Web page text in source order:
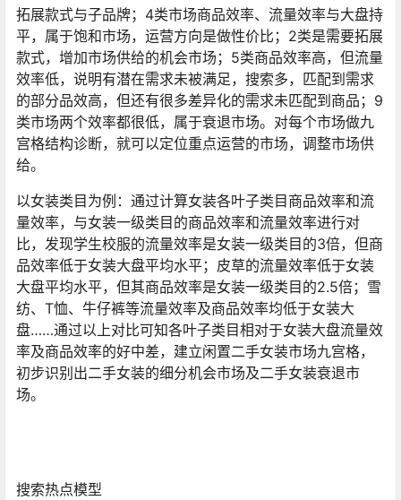
拓展款式与子品牌；4类市场商品效率、流量效率与大盘持
平，属于饱和市场，运营方向是做性价比；2类是需要拓展
款式，增加市场供给的机会市场；5类商品效率高，但流量
效率低，说明有潜在需求未被满足，搜索多，匹配到需求
的部分品效高，但还有很多差异化的需求未匹配到商品；9
类市场两个效率都很低，属于衰退市场。对每个市场做九
宫格结构诊断，就可以定位重点运营的市场，调整市场供
给。
以女装类目为例：通过计算女装各叶子类目商品效率和流
量效率，与女装一级类目的商品效率和流量效率进行对
比，发现学生校服的流量效率是女装一级类目的3倍，但商
品效率低于女装大盘平均水平；皮草的流量效率低于女装
大盘平均水平，但其商品效率是女装一级类目的2.5倍；雪
纺、T恤、牛仔裤等流量效率及商品效率均低于女装大
盘……通过以上对比可知各叶子类目相对于女装大盘流量效
率及商品效率的好中差，建立闲置二手女装市场九宫格，
初步识别出二手女装的细分机会市场及二手女装衰退市
场。
搜索热点模型